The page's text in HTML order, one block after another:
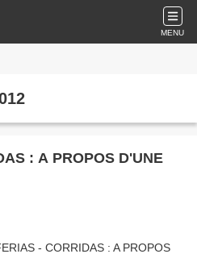
MENU
: A PROPOS D'UNE